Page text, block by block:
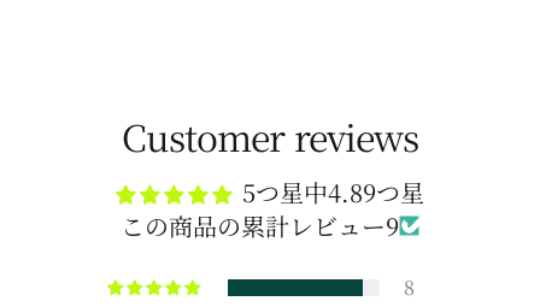
Customer reviews
5つ星中4.89つ星
この商品の累計レビュー9
8